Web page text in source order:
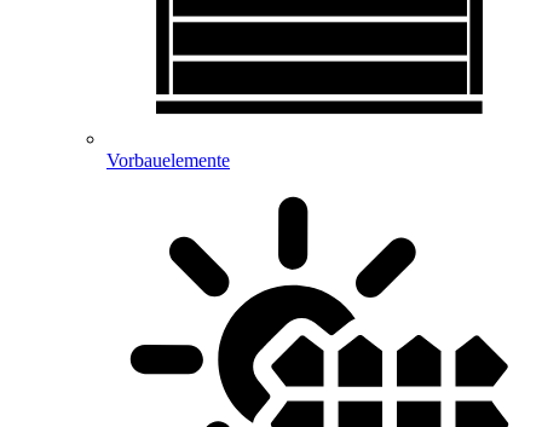
Vorbauelemente